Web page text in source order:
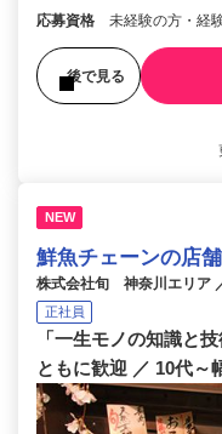
応募資格 未経験の方・経
後で見る
NEW
鮮魚チェーンの店
株式会社旬 神奈川エリア
正社員
「一生モノの知識と
ともに歓迎 ／ 10代～